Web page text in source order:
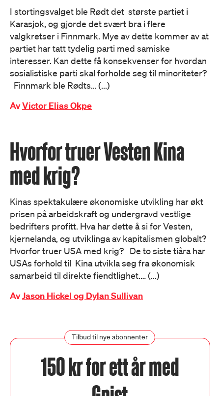
I stortingsvalget ble Rødt det største partiet i
Karasjok, og gjorde det svært bra i flere
valgkretser i Finnmark. Mye av dette kommer av at
partiet har tatt tydelig parti med samiske
interesser. Kan dette få konsekvenser for hvordan
sosialistiske parti skal forholde seg til minoriteter?
Finnmark ble Rødts… (...)
AvVictor Elias Okpe
Hvorfor truer Vesten Kina
med krig?
Kinas spektakulære økonomiske utvikling har økt
prisen på arbeidskraft og undergravd vestlige
bedrifters profitt. Hva har dette å si for Vesten,
kjernelanda, og utviklinga av kapitalismen globalt?
Hvorfor truer USA med krig? De to siste tiåra har
USAs forhold til Kina utvikla seg fra økonomisk
samarbeid til direkte fiendtlighet.… (...)
AvJason Hickel og Dylan Sullivan
Tilbud til nye abonnenter
150 kr for ett år med